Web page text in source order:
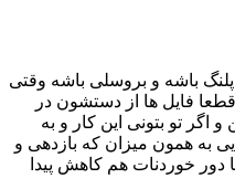
باشه و بروسلی باشه وقتی
قطعا فایل ها از دستشون در
اگر تو بتونی این کار و به
به همون میزان که بازدهی و
دور خوردنات هم کاهش پیدا